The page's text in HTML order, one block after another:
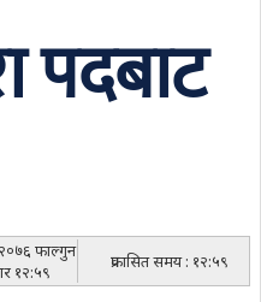
पदबाट
२०७६ फाल्गुन
१२:५९
प्रकासित समय : १२:५९